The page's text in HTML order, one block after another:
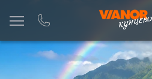
Информация Фото товара